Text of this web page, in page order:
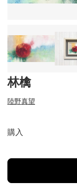
林檎
陸野真望
購入